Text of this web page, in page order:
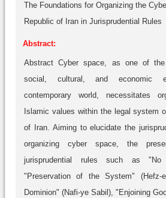
The Foundations for Organizing the
Republic of Iran in Jurisprudential Rules
Abstract:
Abstract Cyber space, as one of
social, cultural, and economic
contemporary world, necessitates
Islamic values within the legal system
of Iran. Aiming to elucidate the
organizing cyber space, the
jurisprudential rules such as
"Preservation of the System" (Hefz-
Dominion" (Nafi-ye Sabil), "Enjoining